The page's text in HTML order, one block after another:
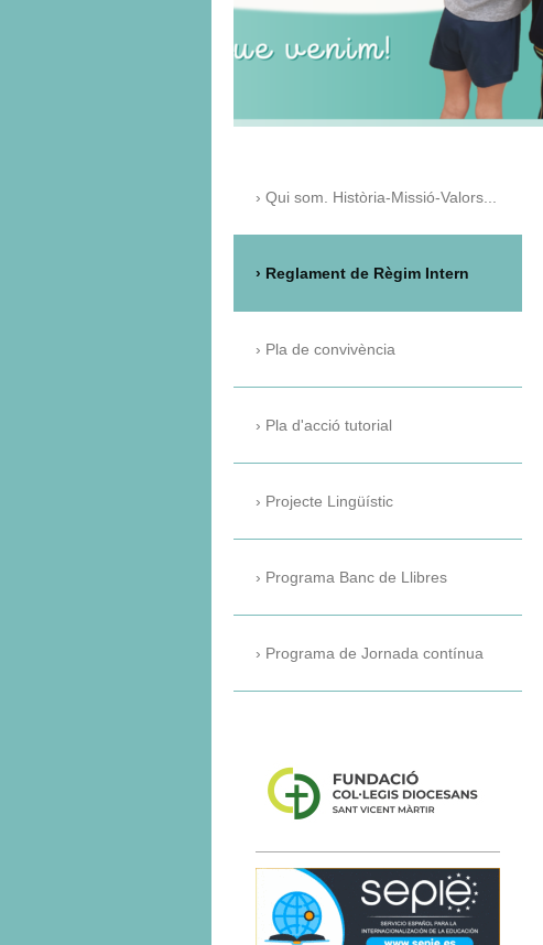
Qui som. Història-Missió-Valors...
Reglament de Règim Intern
Pla de convivència
Pla d'acció tutorial
Projecte Lingüístic
Programa Banc de Llibres
Programa de Jornada contínua